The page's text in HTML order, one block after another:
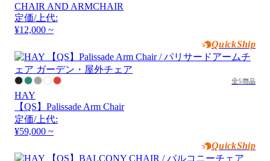
CHAIR AND ARMCHAIR
定価/上代:
¥12,000 ~
QuickShip
全5商品
HAY
【QS】Palissade Arm Chair
定価/上代:
¥59,000 ~
QuickShip